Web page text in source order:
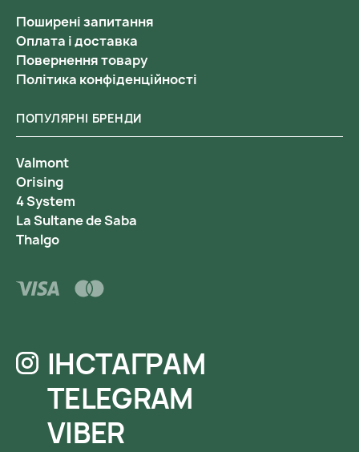
Поширені запитання
Оплата і доставка
Повернення товару
Політика конфіденційності
ПОПУЛЯРНІ БРЕНДИ
Valmont
Orising
4 System
La Sultane de Saba
Thalgo
ІНСТАГРАМ
TELEGRAM
VIBER